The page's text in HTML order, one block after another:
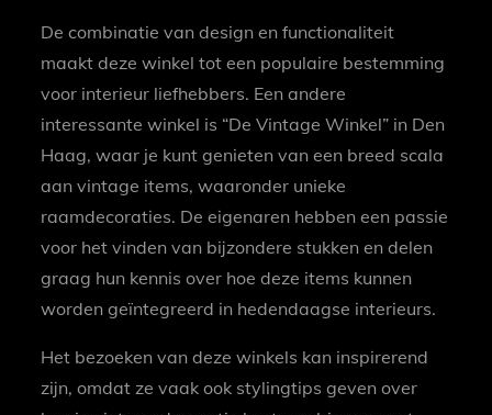
De combinatie van design en functionaliteit
maakt deze winkel tot een populaire bestemming
voor interieur liefhebbers. Een andere
interessante winkel is “De Vintage Winkel” in Den
Haag, waar je kunt genieten van een breed scala
aan vintage items, waaronder unieke
raamdecoraties. De eigenaren hebben een passie
voor het vinden van bijzondere stukken en delen
graag hun kennis over hoe deze items kunnen
worden geïntegreerd in hedendaagse interieurs.
Het bezoeken van deze winkels kan inspirerend
zijn, omdat ze vaak ook stylingtips geven over